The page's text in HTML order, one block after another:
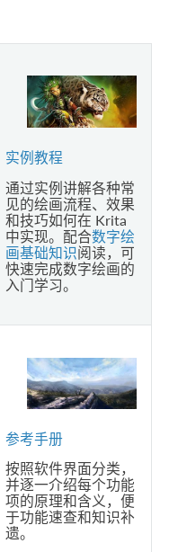
实例教程
通过实例讲解各种常
见的绘画流程、效果
和技巧如何在 Krita
中实现。配合数字绘
画基础知识阅读，可
快速完成数字绘画的
入门学习。
参考手册
按照软件界面分类，
并逐一介绍每个功能
项的原理和含义，便
于功能速查和知识补
遗。